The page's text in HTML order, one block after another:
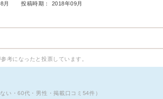
月 投稿時期： 2018年09月
考になったと投票しています。
い・60代・男性・掲載口コミ54件）